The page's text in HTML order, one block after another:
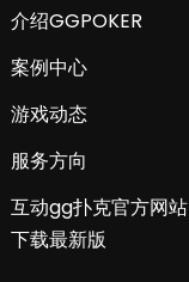
介绍GGPOKER
案例中心
游戏动态
服务方向
互动gg扑克官方网站
下载最新版